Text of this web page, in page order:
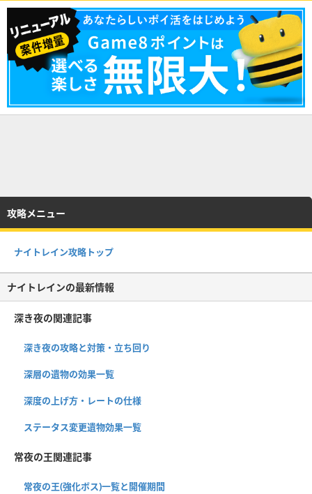
攻略メニュー
ナイトレイン攻略トップ
ナイトレインの最新情報
深き夜の関連記事
深き夜の攻略と対策・立ち回り
深層の遺物の効果一覧
深度の上げ方・レートの仕様
ステータス変更遺物効果一覧
常夜の王関連記事
常夜の王(強化ボス)一覧と開催期間